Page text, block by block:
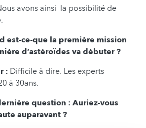
avons ainsi la possibilité de
est-ce-que la première mission
d’astéroïdes va débuter ?
: Difficile à dire. Les experts
à 30ans.
question : Auriez-vous
auparavant ?